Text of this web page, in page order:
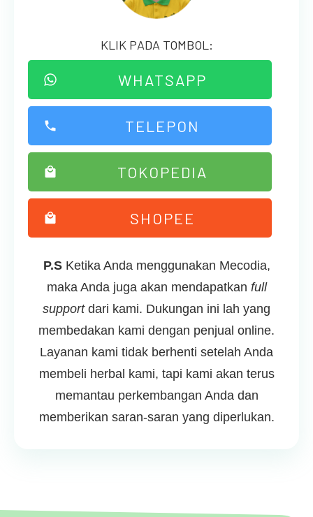
KLIK PADA TOMBOL:
WHATSAPP
TELEPON
TOKOPEDIA
SHOPEE
P.SKetika Anda menggunakan Mecodia,
maka Anda juga akan mendapatkan full
supportdari kami. Dukungan ini lah yang
membedakan kami dengan penjual online.
Layanan kami tidak berhenti setelah Anda
membeli herbal kami, tapi kami akan terus
memantau perkembangan Anda dan
memberikan saran-saran yang diperlukan.